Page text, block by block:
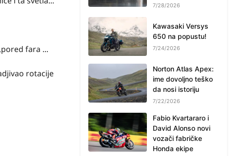
fara ...
rotacije
7/28/2026
Kawasaki Versys
650 na popustu!
7/24/2026
Norton Atlas Apex:
ime dovoljno teško
da nosi istoriju
7/22/2026
Fabio Kvartararo i
David Alonso novi
vozači fabričke
Honda ekipe